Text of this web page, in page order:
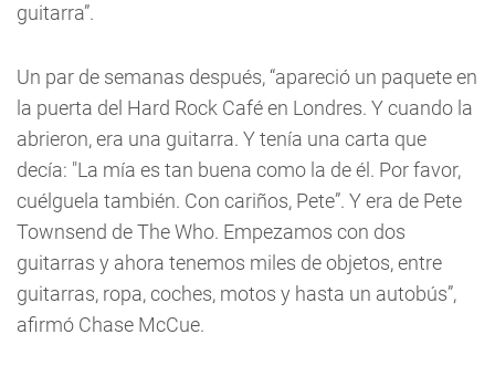
guitarra”.
Un par de semanas después, “apareció un paquete en
la puerta del Hard Rock Café en Londres. Y cuando la
abrieron, era una guitarra. Y tenía una carta que
decía: "La mía es tan buena como la de él. Por favor,
cuélguela también. Con cariños, Pete”. Y era de Pete
Townsend de The Who. Empezamos con dos
guitarras y ahora tenemos miles de objetos, entre
guitarras, ropa, coches, motos y hasta un autobús”,
afirmó Chase McCue.